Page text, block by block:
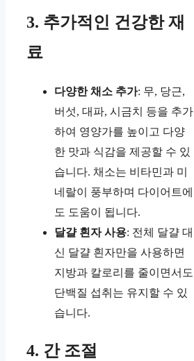
3. 추가적인 건강한 재
료
다양한 채소 추가: 무, 당근,
버섯, 대파, 시금치 등을 추가
하여 영양가를 높이고 다양
한 맛과 식감을 제공할 수 있
습니다. 채소는 비타민과 미
네랄이 풍부하며 다이어트에
도 도움이 됩니다.
달걀 흰자 사용: 전체 달걀 대
신 달걀 흰자만을 사용하면
지방과 칼로리를 줄이면서도
단백질 섭취는 유지할 수 있
습니다.
4. 간 조절